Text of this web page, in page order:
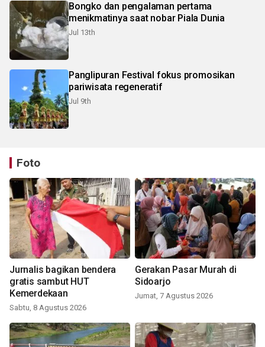
Bongko dan pengalaman pertama
menikmatinya saat nobar Piala Dunia
Jul 13th
Panglipuran Festival fokus promosikan
pariwisata regeneratif
Jul 9th
Foto
Jurnalis bagikan bendera
gratis sambut HUT
Kemerdekaan
Sabtu, 8 Agustus 2026
Gerakan Pasar Murah di
Sidoarjo
Jumat, 7 Agustus 2026